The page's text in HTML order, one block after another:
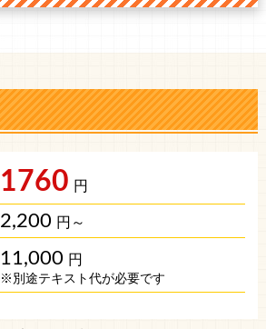
1760 円
2,200 円～
11,000 円
※別途テキスト代が必要です